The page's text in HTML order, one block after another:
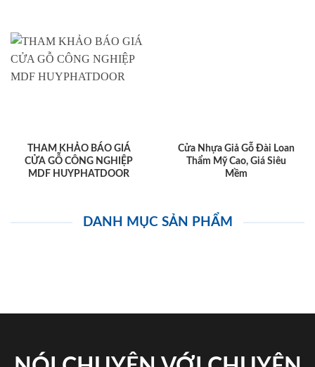
THAM KHẢO BÁO GIÁ
CỬA GỖ CÔNG NGHIỆP
MDF HUYPHATDOOR
Cửa Nhựa Giả Gỗ Đài Loan
Thẩm Mỹ Cao, Giá Siêu
Mềm
DANH MỤC SẢN PHẨM